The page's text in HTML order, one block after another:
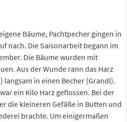
Bäume, Pachtpecher gingen in
nach. Die Saisonarbeit begann im
Die Bäume wurden mit
Aus der Wunde rann das Harz
in einen Becher (Grandl).
ein Kilo Harz geflossen. Bei der
die kleineren Gefäße in Butten und
brachte. Um einigermaßen